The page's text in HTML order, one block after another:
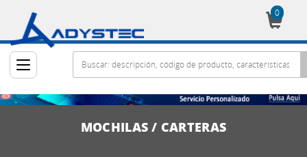
0
MOCHILAS / CARTERAS